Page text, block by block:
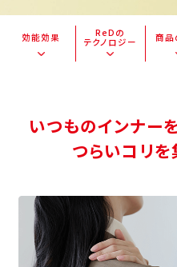
効能効果
ReDの
テクノロジー
商品
いつものインナー
つらいコリ